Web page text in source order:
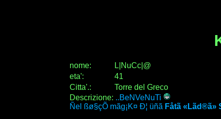
nome:
L|NuCc|@
eta':
41
Citta'.:
Torre del Greco
Descrizione: ..BeNVeNuTi
Ñel ßø§çÕ mãg¡K¤ Ð¦ üñã Fåtã «Lãd®ã»